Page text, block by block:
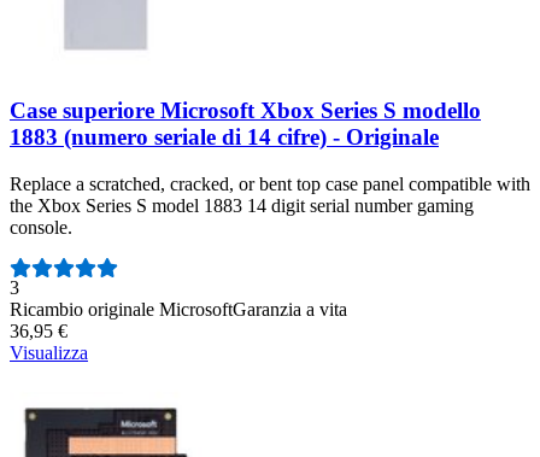
Case superiore Microsoft Xbox Series S modello
1883 (numero seriale di 14 cifre) - Originale
Replace a scratched, cracked, or bent top case panel compatible with
the Xbox Series S model 1883 14 digit serial number gaming
console.
Numero di recensioni:
3
Ricambio originale MicrosoftGaranzia a vita
36,95 €
Visualizza